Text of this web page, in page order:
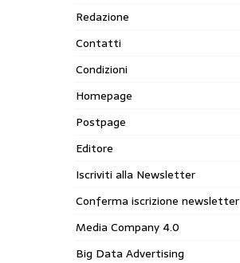
Redazione
Contatti
Condizioni
Homepage
Postpage
Editore
Iscriviti alla Newsletter
Conferma iscrizione newsletter
Media Company 4.0
Big Data Advertising